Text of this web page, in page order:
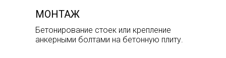
МОНТАЖ
Бетонирование стоек или крепление
анкерными болтами на бетонную плиту.